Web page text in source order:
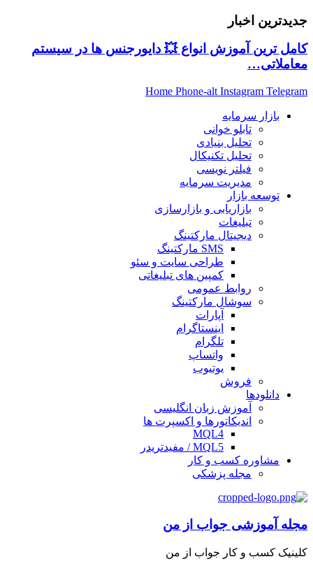
جدیدترین اخبار
کامل ترین آموزش انواع 💥 دایورجنس ها در سیستم
معاملاتی…
Home Phone-alt Instagram Telegram
بازار سرمایه
تابلو خوانی
تحلیل بنیادی
تحلیل تکنیکال
فیلتر نویسی
مدیریت سرمایه
توسعه بازار
بازاریابی و بازارسازی
تبلیغات
دیجیتال مارکتینگ
SMS مارکتینگ
طراحی سایت و سئو
کمپین های تبلیغاتی
روابط عمومی
سوشال مارکتینگ
آپارات
اینستاگرام
تلگرام
واتساپ
یوتیوب
فروش
دانلودها
آموزش زبان انگلیسی
اندیکاتورها و اکسپرت ها
MQL4
MQL5 / مفیدتریدر
مشاوره کسب و کار
مجله پزشکی
مجله آموزشی جواب از من
کلینیک کسب و کار جواب از من